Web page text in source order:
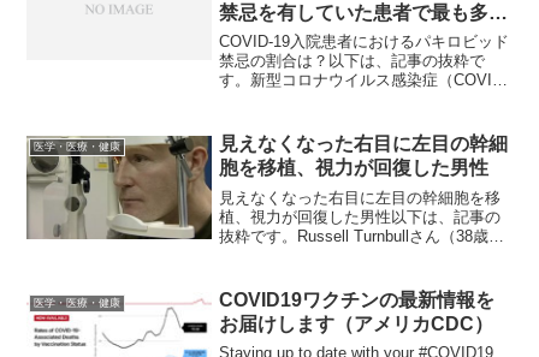
禁忌を有していた患者で最も多か
った条件は、重度の腎機能障害
（6.33％）と、クリアランスが
CYP3Aに依存する薬剤の使用
COVID-19入院患者におけるパキロビッド
禁忌の割合は？以下は、記事の抜粋で
す。新型コロナウイルス感染症（COVID-
経口投与の利便性と、入院または死亡に
対する高...
医学・医療・健康
見えなくなった右目に左目の幹細
胞を移植、視力が回復した男性
見えなくなった右目に左目の幹細胞を移
植、視力が回復した男性以下は、記事の
抜粋です。Russell Turnbullさん（38歳）
いたところ喧嘩に遭遇、Turnbull...
医学・医療・健康
COVID19ワクチンの最新情報を
お届けします（アメリカCDC）
Staying up to date with your #COVID19